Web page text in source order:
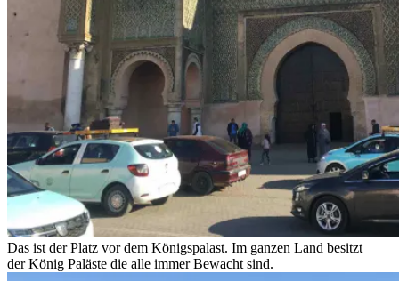
Das ist der Platz vor dem Königspalast. Im ganzen Land besitzt
der König Paläste die alle immer Bewacht sind.